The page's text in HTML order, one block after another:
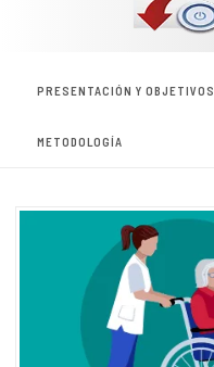
PRESENTACIÓN Y OBJETIVOS
METODOLOGÍA